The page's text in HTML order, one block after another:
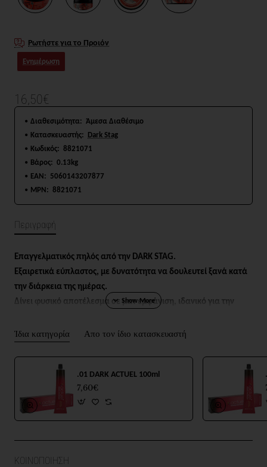
Ρωτήστε για το Προιόν
Ενημέρωση
16,50€
Διαθεσιμότητα: Άμεσα Διαθέσιμο
Κατασκευαστής: Dark Stag
Κωδικός: 8821071
Βάρος: 0.13kg
EAN: 5060143207877
MPN: 8821071
Περιγραφή
Επαγγελματικός πηλός από την DARK STAG.
Εξαιρετικά εύπλαστος, με δυνατότητα να δουλευτεί ξανά κατά
την διάρκεια της ημέρας.
Δίνει φυσικό αποτέλεσμα σε ματ εμφάνιση, ιδανικό για την
Διακρίνεται από ένα ελαφρύ άρωμα καρύδας.
Υδατοδιαλυτή για εύκολο ξέβγαλμα.
Σε βαζάκι των 100ml.
Ίδια κατηγορία Απο τον ίδιο κατασκευαστή
.01 DARK ACTUEL 100ml
7,60€
ΚΟΙΝΟΠΟΙΗΣΗ